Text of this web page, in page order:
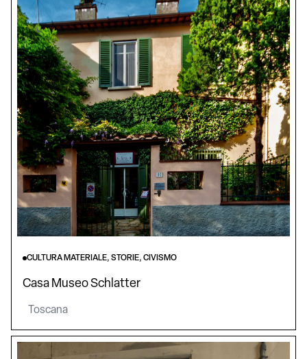
CULTURA MATERIALE, STORIE, CIVISMO
Casa Museo Schlatter
Toscana